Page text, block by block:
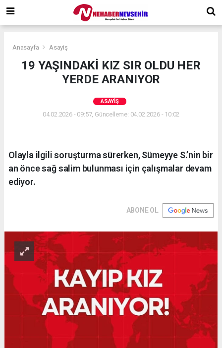
Anasayfa Asayiş
19 YAŞINDAKİ KIZ SIR OLDU HER
YERDE ARANIYOR
ASAYIŞ
04.02.2026 - 09:57, Güncelleme: 04.02.2026 - 10:02
Olayla ilgili soruşturma sürerken, Sümeyye S.’nin bir
an önce sağ salim bulunması için çalışmalar devam
ediyor.
ABONE OL